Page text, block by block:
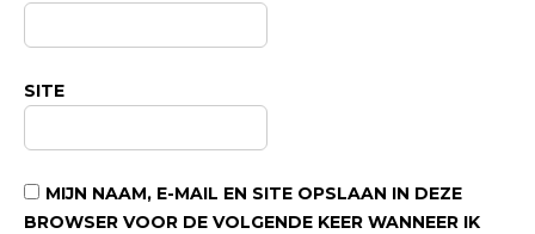
SITE
MIJN NAAM, E-MAIL EN SITE OPSLAAN IN DEZE
BROWSER VOOR DE VOLGENDE KEER WANNEER IK